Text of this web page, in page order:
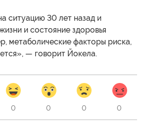
ситуацию 30 лет назад и
и состояние здоровья
метаболические факторы риска,
— говорит Йокела.
0 0 0 0